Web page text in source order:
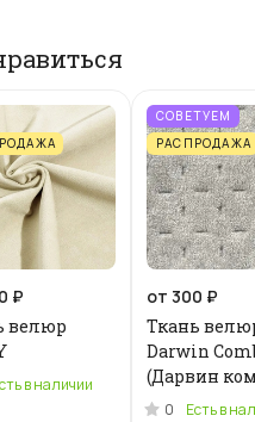
₽
велюр
в наличии
СОВЕТУЕМ
РАСПРОДАЖА
от 300 ₽
Ткань
Darwin
(Дарвин
0 Есть в